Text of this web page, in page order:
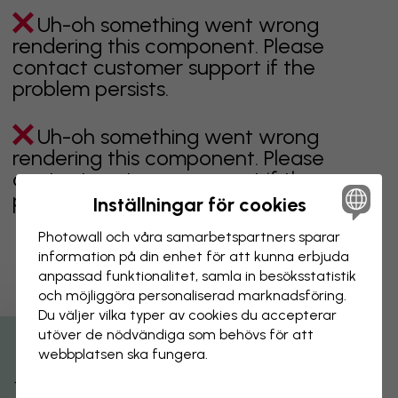
Uh-oh something went wrong
rendering this component. Please
contact customer support if the
problem persists.
Uh-oh something went wrong
rendering this component. Please
contact customer support if the
problem persists.
Visar sidan 1 av 1 sidor
Utforska fler kategorier
Inställningar för cookies
Photowall och våra samarbets­partners sparar
information på din enhet för att kunna erbjuda
anpassad funktionalitet, samla in besöks­statistik
och möjliggöra personaliserad marknads­föring.
Du väljer vilka typer av cookies du accepterar
utöver de nödvändiga som behövs för att
webbplatsen ska fungera.